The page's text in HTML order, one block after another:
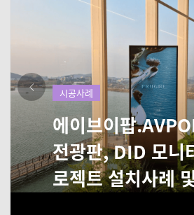
시공사례
에이브이팝
전광판, DID 모니
로젝트 설치사례